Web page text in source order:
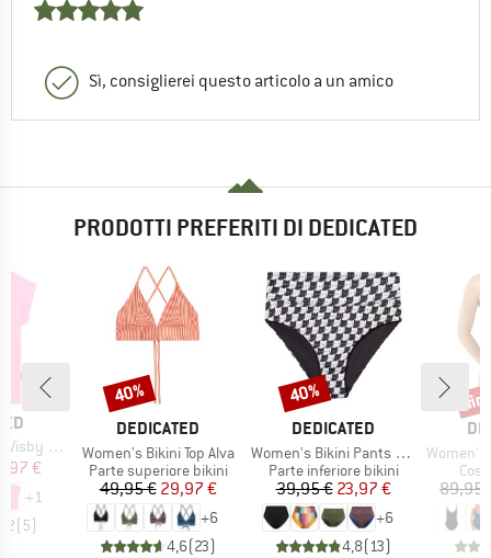
Sì, consiglierei questo articolo a un amico
PRODOTTI PREFERITI DI DEDICATED
Base
ridotto
€
+1
( 5)
MARCHIO
DEDICATED
Articolo
Women's Bikini Top Alva
Gruppo di prodotti
Parte superiore bikini
Prezzo
49,95 €Prezzo ridotto
29,97 €
+6
4,6(23)
Sconto
40%
MARCHIO
DEDICATED
Articolo
Women's Bikini Pants Slite
Gruppo di prodotti
Parte inferiore bikini
Prezzo
39,95 €Prezzo ridotto
23,97 €
+6
4,8( 13)
Sconto
40%
Articolo
Women's
89,95